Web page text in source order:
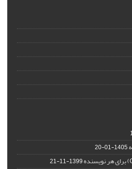
1405-01-20
1399-11-21